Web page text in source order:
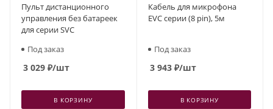
Пульт дистанционного
управления без батареек
для серии SVC
Под заказ
3 029 ₽/шт
В КОРЗИНУ
Кабель для микрофона
EVC серии (8 pin), 5м
Под заказ
3 943₽/шт
В КОРЗИНУ